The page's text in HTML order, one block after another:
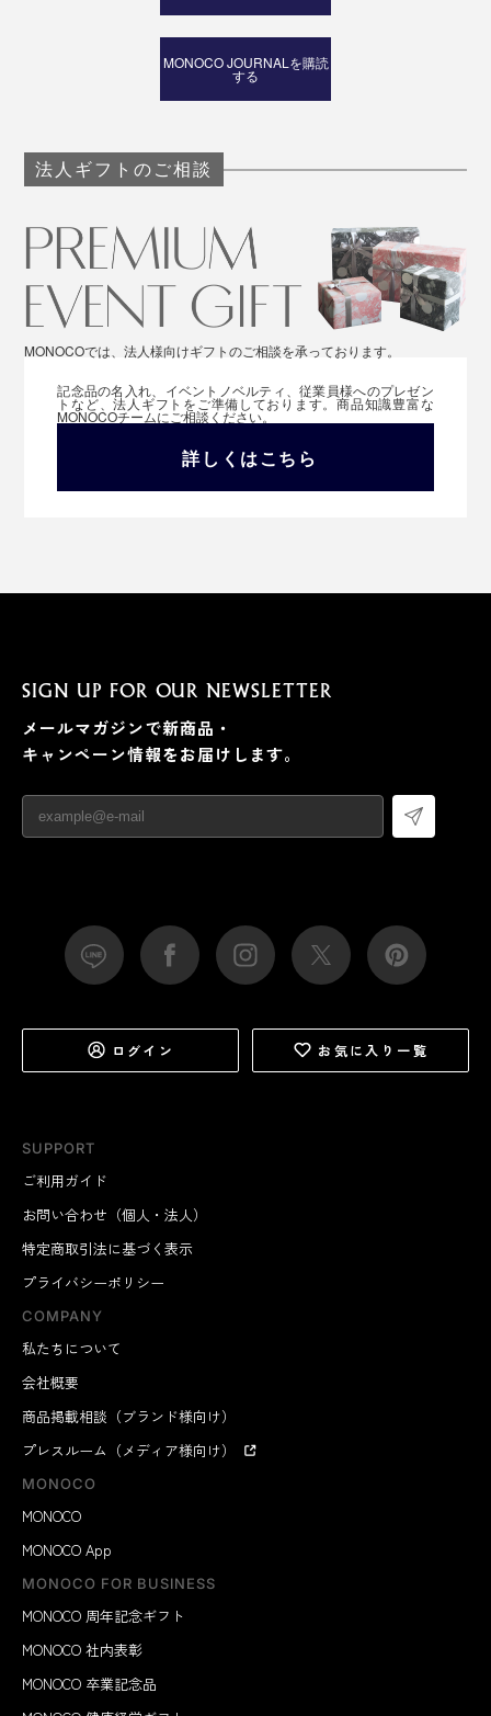
MONOCO JOURNALを購読
する
法人ギフトのご相談
MONOCOでは、法人様向けギフトのご相談を承っております。
記念品の名入れ、イベントノベルティ、従業員様へのプレゼン
トなど、法人ギフトをご準備しております。商品知識豊富な
MONOCOチームにご相談ください。
詳しくはこちら
SUPPORT
ご利用ガイド
お問い合わせ（個人・法人）
特定商取引法に基づく表示
プライバシーポリシー
COMPANY
私たちについて
会社概要
商品掲載相談（ブランド様向け）
プレスルーム（メディア様向け）
MONOCO
MONOCO
MONOCO App
MONOCO FOR BUSINESS
MONOCO 周年記念ギフト
MONOCO 社内表彰
MONOCO 卒業記念品
SIGN UP FOR OUR NEWSLETTER
メールマガジンで新商品・
キャンペーン情報をお届けします。
ログイン お気に入り一覧